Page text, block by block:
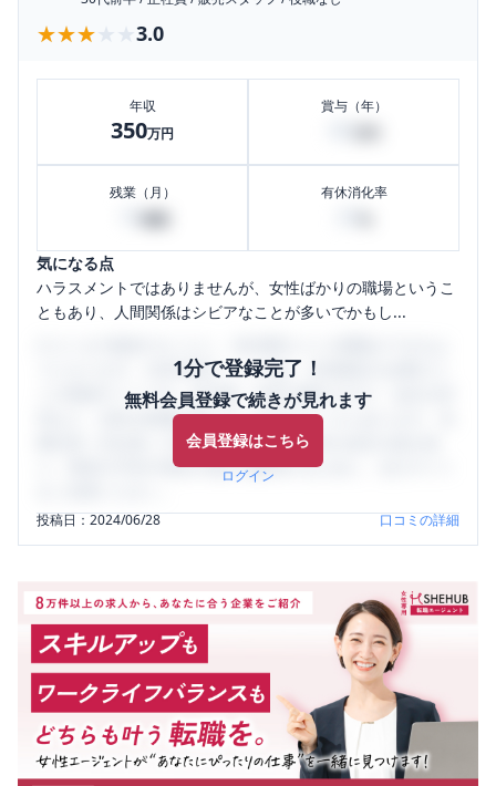
★★★★★
★★★★★ 3.0
年収
350万円
賞与（年）
残業（月） 有休消化率
気になる点
ハラスメントではありませんが、女性ばかりの職場というこ
ともあり、人間関係はシビアなことが多いでかもし...
1分で登録完了！
無料会員登録で続きが見れます
会員登録はこちら
ログイン
うになります。SHEHUB(シーハブ)は、女性限定の企業口コ
ミの投稿サイトです。給与面・女性の働きやすさ・会社の評
判など、女性の転職は気にすべき点がたくさんあります。先
輩社員（元社員）の口コミを通して、本当の会社の姿を知
り、将来の不安や現在の悩みを解消するために、ぜひサイト
投稿日：2024/06/28 口コミの詳細